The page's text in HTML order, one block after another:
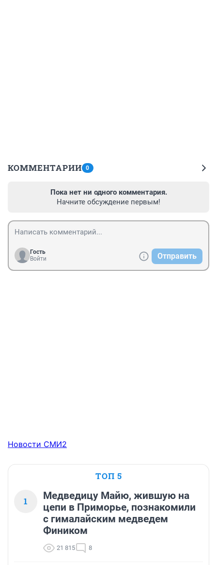
КОММЕНТАРИИ 0
Пока нет ни одного комментария.
Начните обсуждение первым!
Гость
Войти
Отправить
Новости СМИ2
ТОП 5
1
Медведицу Майю, жившую на
цепи в Приморье, познакомили
с гималайским медведем
Фиником
21 815 8